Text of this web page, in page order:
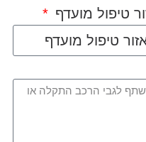
טיפול מועדף